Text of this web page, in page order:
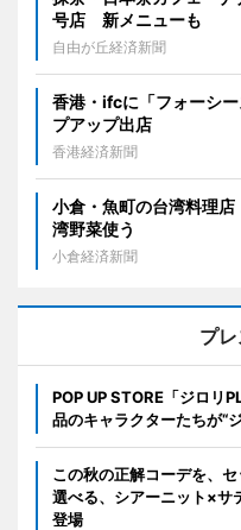
号店 新メニューも
自由が丘経済新聞
香港・ifcに「フォーシ
プアップ出店
香港経済新聞
小倉・魚町の台湾料理
湾野菜使う
小倉経済新聞
プ
POP UP STORE「ジロリ
品のキャラクターたちが“
この秋の正解コーデを、
選べる、シアーニット×サ
登場